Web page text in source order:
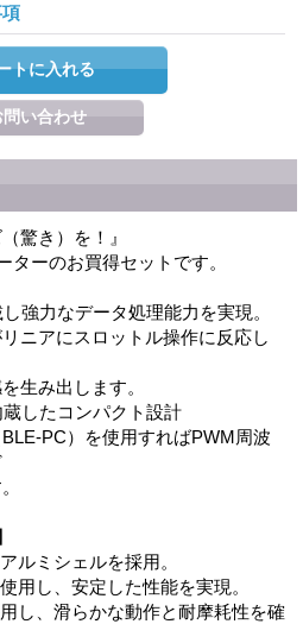
驚き）を！』
ターのお買得セットです。
強力なデータ処理能力を実現。
ニアにスロットル操作に反応し
生み出します。
したコンパクト設計
PC）を使用すればPWM周波
ルミシェルを採用。
用し、安定した性能を実現。
し、滑らかな動作と耐摩耗性を確